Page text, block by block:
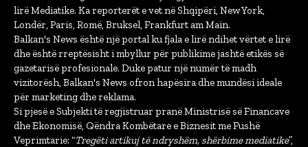
lirë Mediatike. Ka reporterët e vet në Shqipëri, New York,
Londër, Paris, Romë, Bruksel, Frankfurt am Main.
Balkan's News është një portal ku fjala e lirë ndihet vërtet e lirë
dhe është rreptësisht i mbyllur për publikime jashtë etikës së
gazetarisë profesionale. Duke patur një numër të madh
vizitorësh, Balkan's News ofron hapësira dhe mundësi ideale
për marketing dhe reklama.
Si pjesë e Subjekti të regjistruar pranë Ministrisë së Financave
dhe Ekonomisë, Qëndra Kombëtare e Biznesit me Fushë
Veprimtarie: “Tregëti artikuj të ndryshëm, shërbime mediatike”,